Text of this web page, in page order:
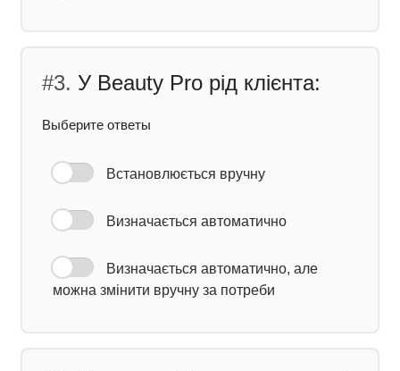
#3. У Beauty Pro рід клієнта:
Выберите ответы
Встановлюється вручну
Визначається автоматично
Визначається автоматично, але
можна змінити вручну за потреби